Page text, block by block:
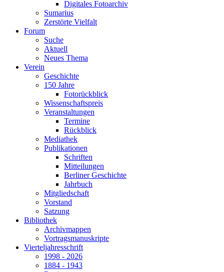
Digitales Fotoarchiv
Sumarius
Zerstörte Vielfalt
Forum
Suche
Aktuell
Neues Thema
Verein
Geschichte
150 Jahre
Fotorückblick
Wissenschaftspreis
Veranstaltungen
Termine
Rückblick
Mediathek
Publikationen
Schriften
Mitteilungen
Berliner Geschichte
Jahrbuch
Mitgliedschaft
Vorstand
Satzung
Bibliothek
Archivmappen
Vortragsmanuskripte
Vierteljahresschrift
1998 - 2026
1884 - 1943